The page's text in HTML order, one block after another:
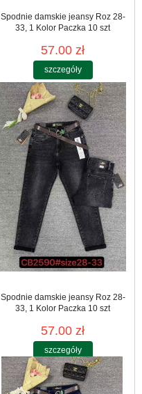
Spodnie damskie jeansy Roz 28-
33, 1 Kolor Paczka 10 szt
57.00 zł
szczegóły
Spodnie damskie jeansy Roz 28-
33, 1 Kolor Paczka 10 szt
57.00 zł
szczegóły